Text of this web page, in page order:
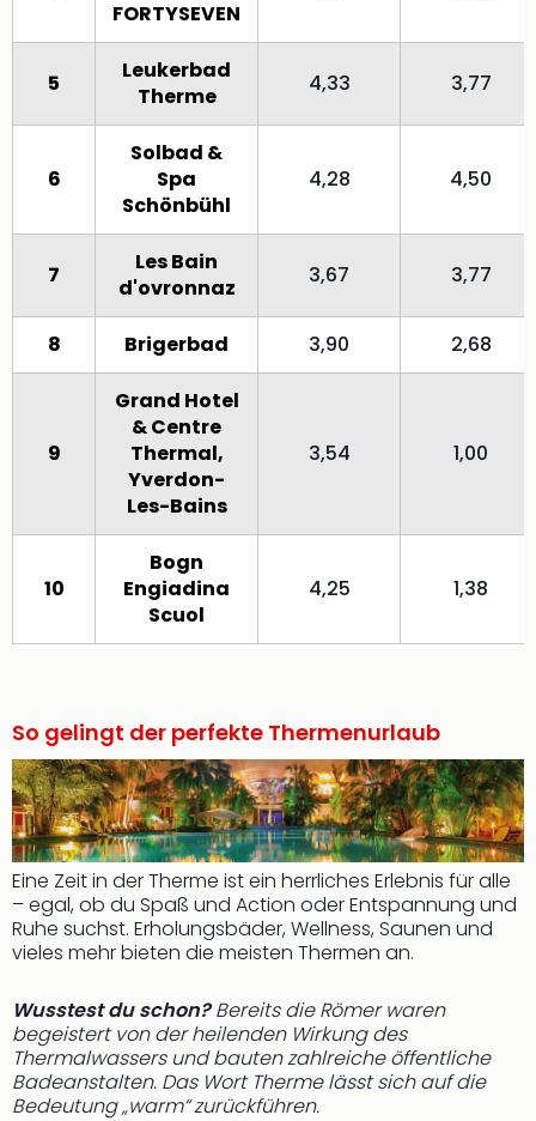
FORTYSEVEN
5
Leukerbad
Therme
4,33 3,77
6
Solbad &
Spa
Schönbühl
4,28 4,50
7
Les Bain
d'ovronnaz
3,67 3,77
8 Brigerbad 3,90 2,68
9
Grand Hotel
& Centre
Thermal,
Yverdon-
Les-Bains
3,54 1,00
10
Bogn
Engiadina
Scuol
4,25 1,38
So gelingt der perfekte Thermenurlaub
Eine Zeit in der Therme ist ein herrliches Erlebnis für alle
– egal, ob du Spaß und Action oder Entspannung und
Ruhe suchst. Erholungsbäder, Wellness, Saunen und
vieles mehr bieten die meisten Thermen an.
Wusstest du schon?Bereits die Römer waren
begeistert von der heilenden Wirkung des
Thermalwassers und bauten zahlreiche öffentliche
Badeanstalten. Das Wort Therme lässt sich auf die
Bedeutung „warm“ zurückführen.